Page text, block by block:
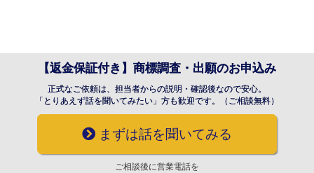
【返金保証付き】商標調査・出願のお申込み
正式なご依頼は、担当者からの説明・確認後なので安心。
「とりあえず話を聞いてみたい」方も歓迎です。（ご相談無料）
まずは話を聞いてみる
ご相談後に営業電話を